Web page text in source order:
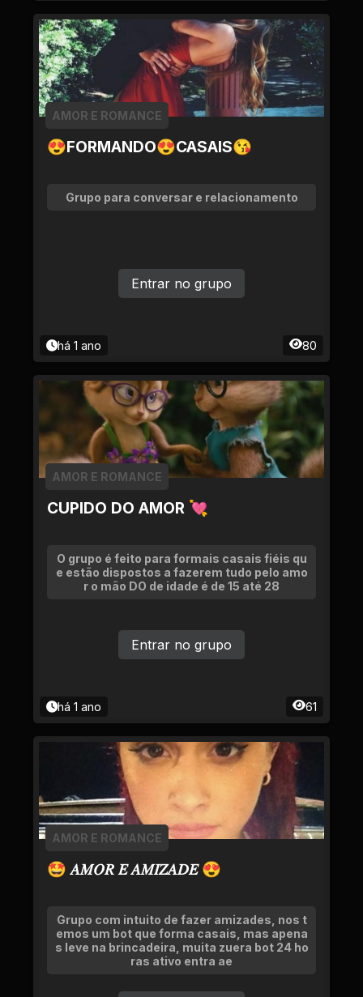
😍FORMANDO😍CASAIS😘
AMOR E ROMANCE
Grupo para conversar e relacionamento
há 1 ano 80
Entrar no grupo
CUPIDO DO AMOR 💘
AMOR E ROMANCE
O grupo é feito para formais casais fiéis qu
e estão dispostos a fazerem tudo pelo amo
r o mão DO de idade é de 15 até 28
há 1 ano 61
Entrar no grupo
🤩 𝐴𝑀𝑂𝑅 𝐸 𝐴𝑀𝐼𝑍𝐴𝐷𝐸 😍
AMOR E ROMANCE
Grupo com intuito de fazer amizades, nos t
emos um bot que forma casais, mas apena
s leve na brincadeira, muita zuera bot 24 ho
ras ativo entra ae